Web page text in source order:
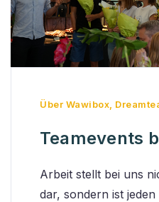
Über Wawibox
Teamevents
Arbeit stellt bei uns
dar, sondern ist